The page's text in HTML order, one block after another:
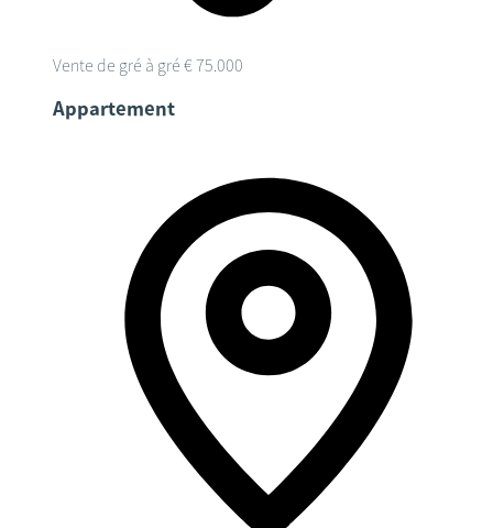
Vente de gré à gré € 75.000
Appartement